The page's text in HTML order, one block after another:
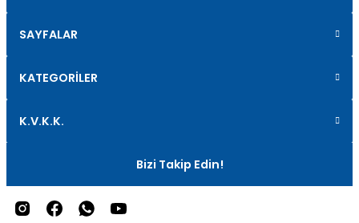
SAYFALAR
KATEGORİLER
K.V.K.K.
Bizi Takip Edin!